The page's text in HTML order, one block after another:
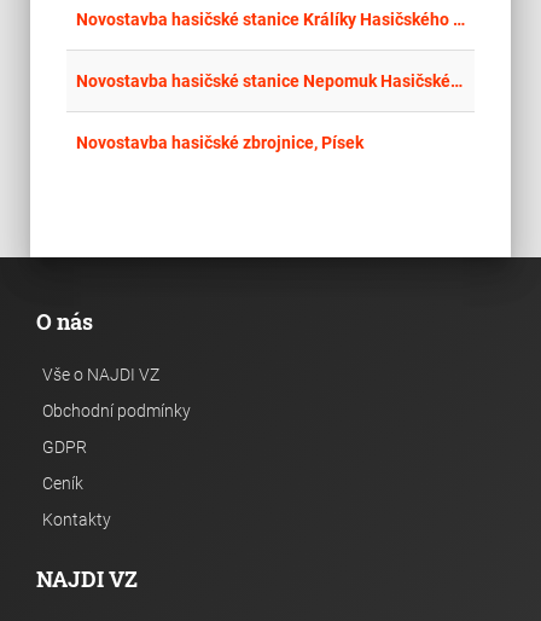
Novostavba hasičské stanice Králíky Hasičského záchranné sboru Pardubického kraje
Novostavba hasičské stanice Nepomuk Hasičského záchranného sboru Plzeňského kraje CZ.06.02.01/00/22_018/0007641
Novostavba hasičské zbrojnice, Písek
O nás
Vše o NAJDI VZ
Obchodní podmínky
GDPR
Ceník
Kontakty
NAJDI VZ